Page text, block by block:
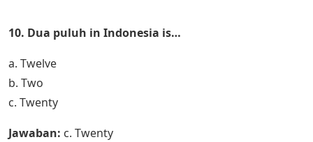
10. Dua puluh in Indonesia is…
a. Twelve
b. Two
c. Twenty
Jawaban: c. Twenty